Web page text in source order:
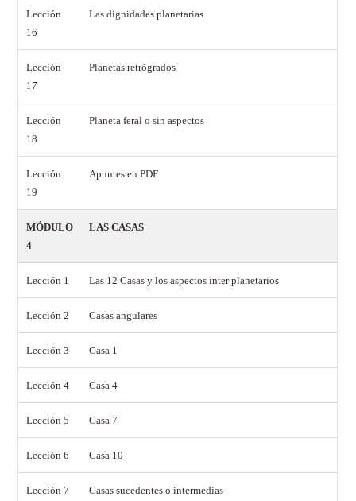
Lección
16
Las dignidades planetarias
Lección
17
Planetas retrógrados
Lección
18
Planeta feral o sin aspectos
Lección
19
Apuntes en PDF
MÓDULO
4
LAS CASAS
Lección 1 Las 12 Casas y los aspectos inter planetarios
Lección 2 Casas angulares
Lección 3 Casa 1
Lección 4 Casa 4
Lección 5 Casa 7
Lección 6 Casa 10
Lección 7 Casas sucedentes o intermedias